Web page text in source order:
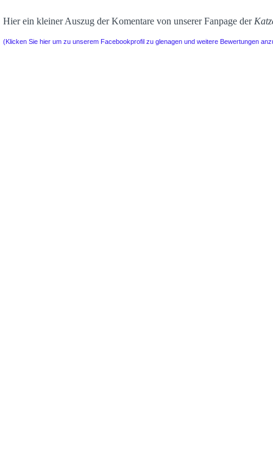
Hier ein kleiner Auszug der Komentare von unserer Fanpage der
(Klicken Sie hier um zu unserem Facebookprofil zu glenagen und weitere Bewertungen